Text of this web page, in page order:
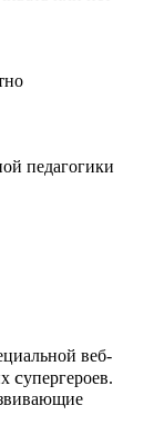
педагогики
веб-
cупергероев.